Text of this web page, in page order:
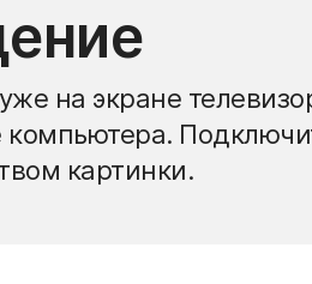
на экране
компьютера.
картинки.